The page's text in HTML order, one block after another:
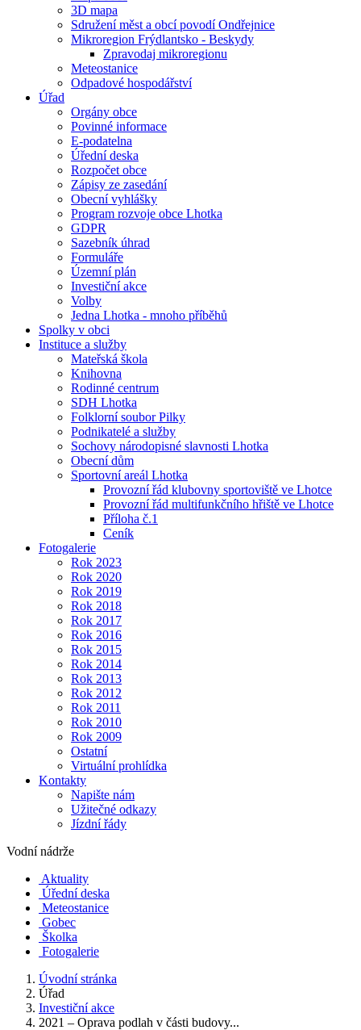
3D mapa
Sdružení měst a obcí povodí Ondřejnice
Mikroregion Frýdlantsko - Beskydy
Zpravodaj mikroregionu
Meteostanice
Odpadové hospodářství
Úřad
Orgány obce
Povinné informace
E-podatelna
Úřední deska
Rozpočet obce
Zápisy ze zasedání
Obecní vyhlášky
Program rozvoje obce Lhotka
GDPR
Sazebník úhrad
Formuláře
Územní plán
Investiční akce
Volby
Jedna Lhotka - mnoho příběhů
Spolky v obci
Instituce a služby
Mateřská škola
Knihovna
Rodinné centrum
SDH Lhotka
Folklorní soubor Pilky
Podnikatelé a služby
Sochovy národopisné slavnosti Lhotka
Obecní dům
Sportovní areál Lhotka
Provozní řád klubovny sportoviště ve Lhotce
Provozní řád multifunkčního hřiště ve Lhotce
Příloha č.1
Ceník
Fotogalerie
Rok 2023
Rok 2020
Rok 2019
Rok 2018
Rok 2017
Rok 2016
Rok 2015
Rok 2014
Rok 2013
Rok 2012
Rok 2011
Rok 2010
Rok 2009
Ostatní
Virtuální prohlídka
Kontakty
Napište nám
Užitečné odkazy
Jízdní řády
Vodní nádrže
Aktuality
Úřední deska
Meteostanice
Gobec
Školka
Fotogalerie
Úvodní stránka
Úřad
Investiční akce
2021 – Oprava podlah v části budovy...